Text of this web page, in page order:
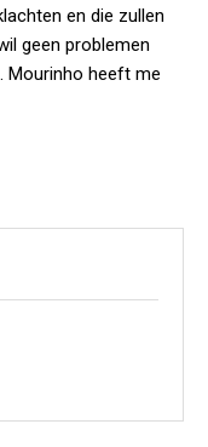
en die zullen
geen problemen
Mourinho heeft me